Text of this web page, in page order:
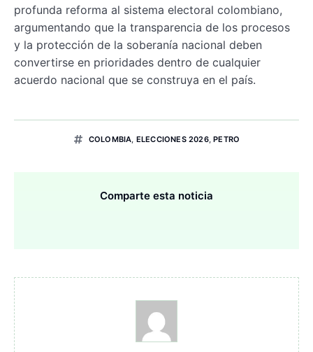
profunda reforma al sistema electoral colombiano,
argumentando que la transparencia de los procesos
y la protección de la soberanía nacional deben
convertirse en prioridades dentro de cualquier
acuerdo nacional que se construya en el país.
COLOMBIA, ELECCIONES 2026,PETRO
Comparte esta noticia